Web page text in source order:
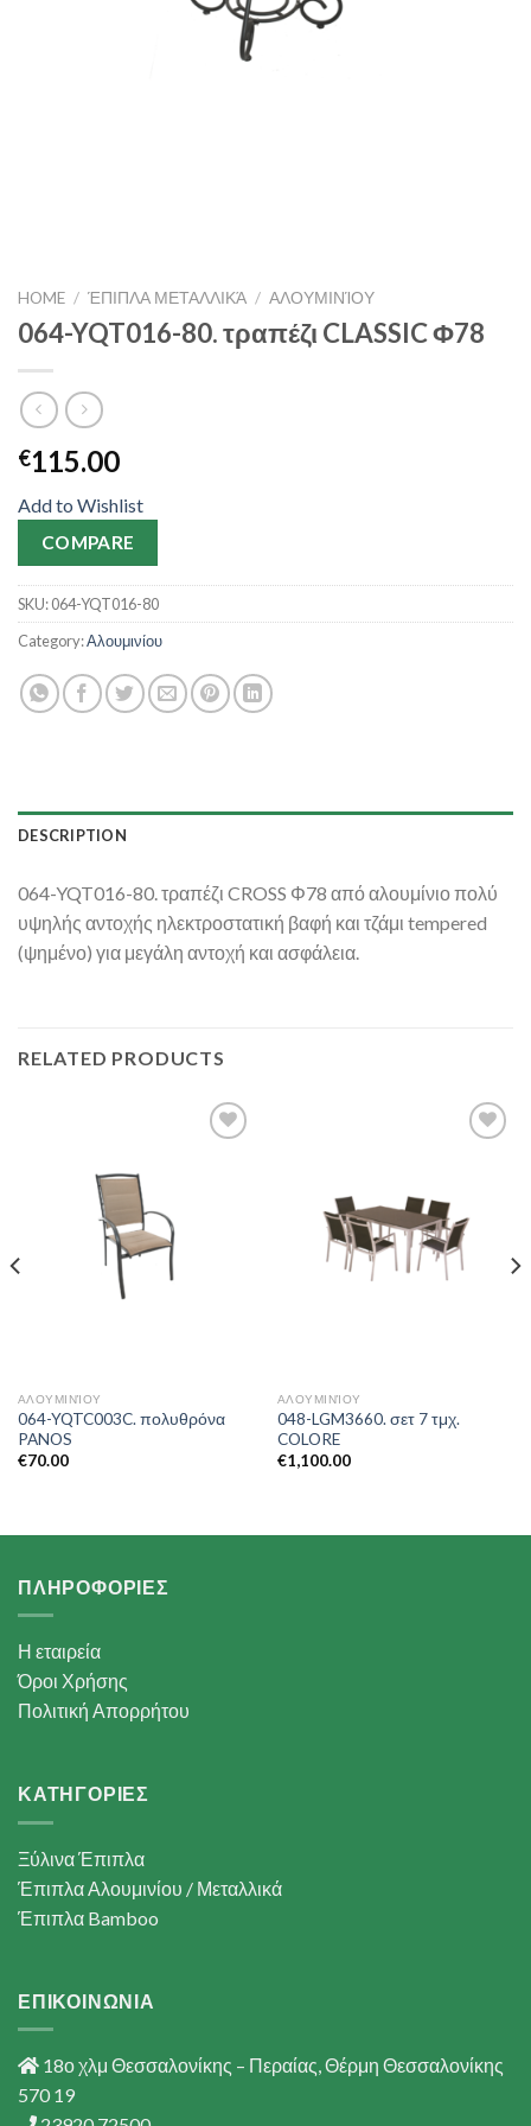
HOME / ΈΠΙΠΛΑ ΜΕΤΑΛΛΙΚΆ / ΑΛΟΥΜΙΝΊΟΥ
064-YQT016-80. τραπέζι CLASSIC Φ78
€115.00
Add to Wishlist
COMPARE
SKU:064-YQT016-80
Category:Αλουμινίου
DESCRIPTION
064-YQT016-80. τραπέζι CROSS Φ78 από αλουμίνιο πολύ
υψηλής αντοχής ηλεκτροστατική βαφή και τζάμι tempered
(ψημένο) για μεγάλη αντοχή και ασφάλεια.
RELATED PRODUCTS
ΑΛΟΥΜΙΝΊΟΥ
064-YQTC003C. πολυθρόνα
PANOS
€70.00
ΑΛΟΥΜΙΝΊΟΥ
048-LGM3660. σετ 7 τμχ.
COLORE
€1,100.00
ΠΛΗΡΟΦΟΡΙΕΣ
Η εταιρεία
Όροι Χρήσης
Πολιτική Απορρήτου
ΚΑΤΗΓΟΡΙΕΣ
Ξύλινα Έπιπλα
Έπιπλα Αλουμινίου / Μεταλλικά
Έπιπλα Bamboo
ΕΠΙΚΟΙΝΩΝΙΑ
18ο χλμ Θεσσαλονίκης – Περαίας, Θέρμη Θεσσαλονίκης
570 19